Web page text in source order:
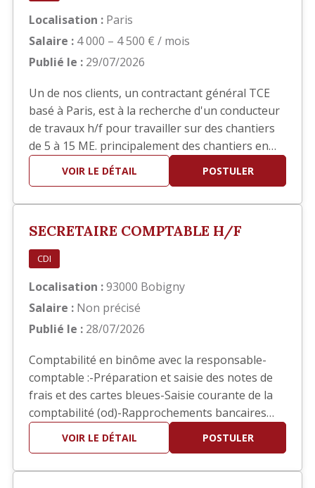
Localisation : Paris
Salaire : 4 000 – 4 500 € / mois
Publié le : 29/07/2026
Un de nos clients, un contractant général TCE
basé à Paris, est à la recherche d'un conducteur
de travaux h/f pour travailler sur des chantiers
de 5 à 15 ME. principalement des chantiers en
réhabilitation TCE dans le domaine hôtelier ou
sièges sociaux. Poste basé à Paris
VOIR LE DÉTAIL POSTULER
SECRETAIRE COMPTABLE H/F
CDI
Localisation :93000 Bobigny
Salaire : Non précisé
Publié le : 28/07/2026
Comptabilité en binôme avec la responsable-
comptable :-Préparation et saisie des notes de
frais et des cartes bleues-Saisie courante de la
comptabilité (od)-Rapprochements bancaires
ponctuels-Aide pour les situations comptables-
Contrôle et/ou Saisie des pointages des ouvriers
VOIR LE DÉTAIL POSTULER